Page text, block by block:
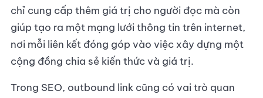
chỉ cung cấp thêm giá trị cho người đọc mà còn
giúp tạo ra một mạng lưới thông tin trên internet,
nơi mỗi liên kết đóng góp vào việc xây dựng một
cộng đồng chia sẻ kiến thức và giá trị.
Trong SEO, outbound link cũng có vai trò quan